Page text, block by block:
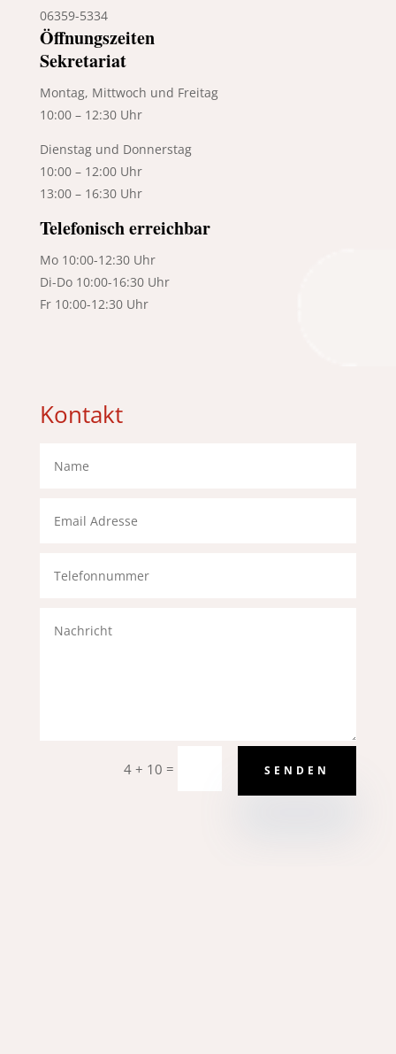
06359-5334
Öffnungszeiten
Sekretariat
Montag, Mittwoch und Freitag
10:00 – 12:30 Uhr
Dienstag und Donnerstag
10:00 – 12:00 Uhr
13:00 – 16:30 Uhr
Telefonisch erreichbar
Mo 10:00-12:30 Uhr
Di-Do 10:00-16:30 Uhr
Fr 10:00-12:30 Uhr
Kontakt
4 + 10 = SENDEN